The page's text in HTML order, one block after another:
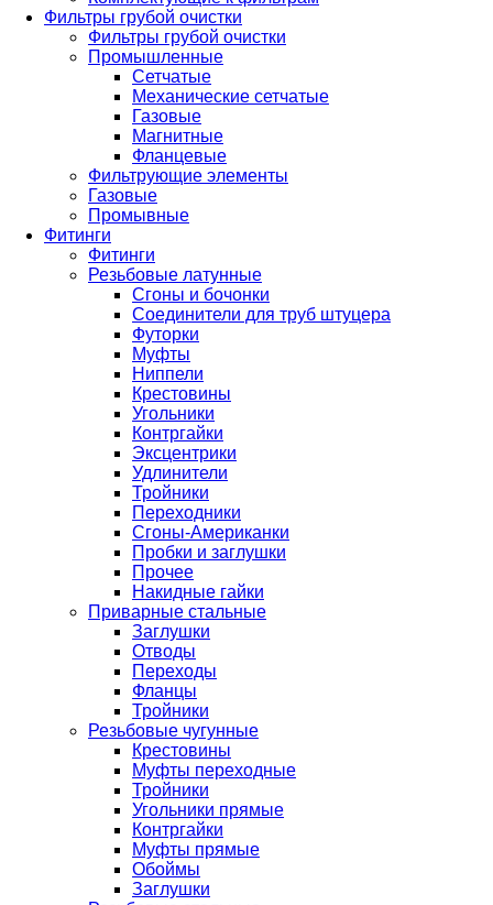
Фильтры грубой очистки
Фильтры грубой очистки
Промышленные
Сетчатые
Механические сетчатые
Газовые
Магнитные
Фланцевые
Фильтрующие элементы
Газовые
Промывные
Фитинги
Фитинги
Резьбовые латунные
Сгоны и бочонки
Соединители для труб штуцера
Футорки
Муфты
Ниппели
Крестовины
Угольники
Контргайки
Эксцентрики
Удлинители
Тройники
Переходники
Сгоны-Американки
Пробки и заглушки
Прочее
Накидные гайки
Приварные стальные
Заглушки
Отводы
Переходы
Фланцы
Тройники
Резьбовые чугунные
Крестовины
Муфты переходные
Тройники
Угольники прямые
Контргайки
Муфты прямые
Обоймы
Заглушки